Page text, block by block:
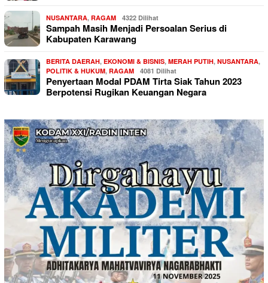
NUSANTARA, RAGAM 4322 Dilihat
Sampah Masih Menjadi Persoalan Serius di
Kabupaten Karawang
BERITA DAERAH, EKONOMI & BISNIS, MERAH PUTIH, NUSANTARA,
POLITIK & HUKUM, RAGAM 4081 Dilihat
Penyertaan Modal PDAM Tirta Siak Tahun 2023
Berpotensi Rugikan Keuangan Negara